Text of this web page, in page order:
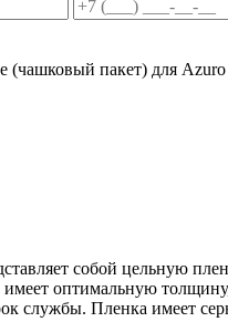
(чашковый пакет) для
собой цельную
оптимальную
службы. Пленка имеет